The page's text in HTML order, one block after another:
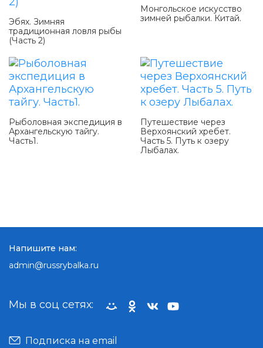
Эбях. Зимняя
традиционная ловля рыбы
(Часть 2)
Монгольское искусство
зимней рыбалки. Китай.
Рыболовная экспедиция в
Архангельскую тайгу.
Часть1.
Путешествие через
Верхоянский хребет.
Часть 5. Путь к озеру
Лыбалах.
Мы в соц сетях:
Подписка на email
Напишите нам:
admin@russrybalka.ru